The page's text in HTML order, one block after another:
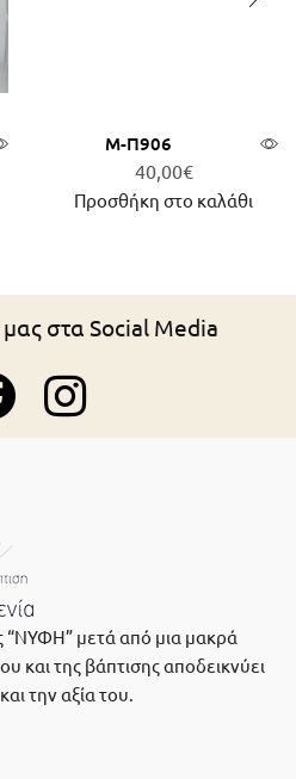
Μ-Π906
40,00€
Προσθήκη στο καλάθι
στα Social Media
“ΝΥΦΗ” μετά από μια μακρά
και της βάπτισης αποδεικνύει
την αξία του.